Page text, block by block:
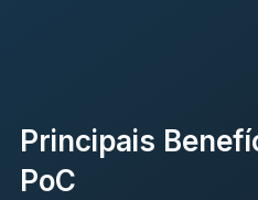
Principais
PoC